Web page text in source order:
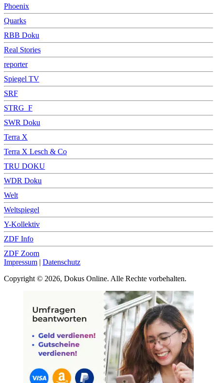
Phoenix
Quarks
RBB Doku
Real Stories
reporter
Spiegel TV
SRF
STRG_F
SWR Doku
Terra X
Terra X Lesch & Co
TRU DOKU
WDR Doku
Welt
Weltspiegel
Y-Kollektiv
ZDF Info
ZDF Zoom
Impressum | Datenschutz
Copyright © 2026, Dokus Online. Alle Rechte vorbehalten.